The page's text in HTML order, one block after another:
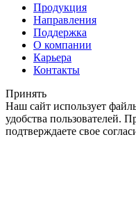
Продукция
Направления
Поддержка
О компании
Карьера
Контакты
Принять
Наш сайт использует
удобства пользователей.
подтверждаете свое